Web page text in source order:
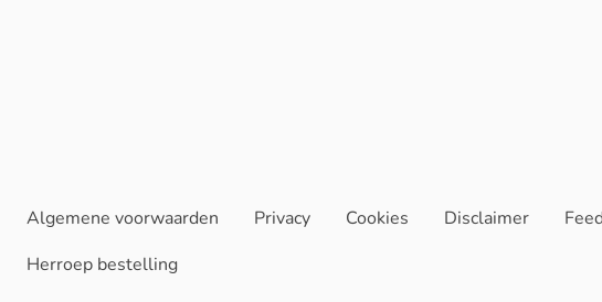
Algemene voorwaarden Privacy Cookies Disclaimer
Herroep bestelling